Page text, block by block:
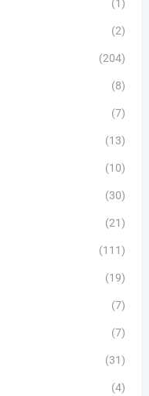
(1)
(2)
(204)
(8)
(7)
(13)
(10)
(30)
(21)
(111)
(19)
(7)
(7)
(31)
(4)